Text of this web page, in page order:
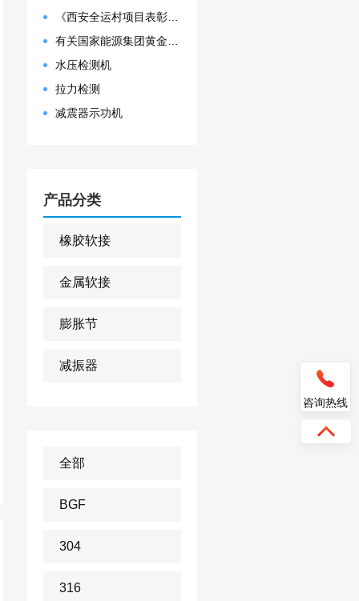
《西安全运村项目表彰函》做好行业领头军是淞江集团使命
有关国家能源集团黄金埠发电有限公司收到假冒橡胶接头产品的声明函
水压检测机
拉力检测
减震器示功机
产品分类
橡胶软接
金属软接
膨胀节
减振器
全部
BGF
304
316
咨询热线